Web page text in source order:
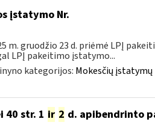
įstatymo Nr.
m. gruodžio 23 d. priėmė LPĮ
LPĮ pakeitimo įstatymo...
kategorijos: Mokesčių
40 str. 1 ir 2 d. apibendrinto